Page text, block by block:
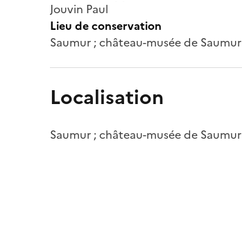
Jouvin Paul
Lieu de conservation
Saumur ; château-musée de Saumur
Localisation
Saumur ; château-musée de Saumur